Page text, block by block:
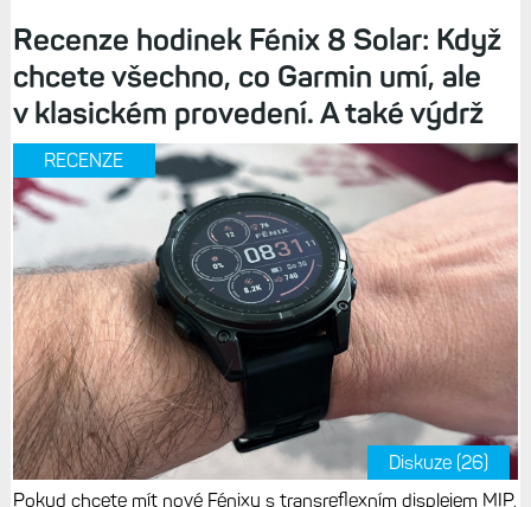
Recenze hodinek Fénix 8 Solar: Když
chcete všechno, co Garmin umí, ale
v klasickém provedení. A také výdrž
RECENZE
Diskuze (26)
Pokud chcete mít nové Fénixy s transreflexním displejem MIP,